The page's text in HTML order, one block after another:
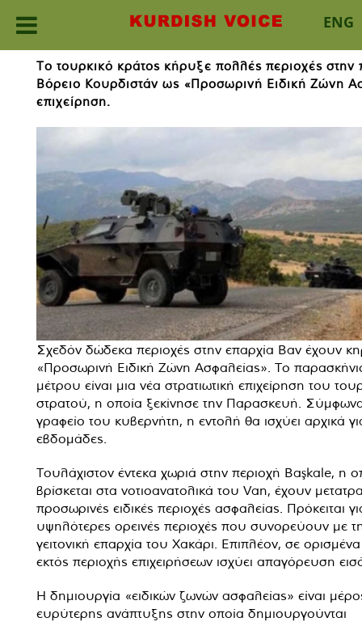
ENG
content
Το τουρκικό κράτος κήρυξε πολλές περιοχές
Βόρειο Κουρδιστάν ως «Προσωρινή Ειδική Ζώνη
επιχείρηση.
Σχεδόν δώδεκα περιοχές στην επαρχία Βαν έχουν
«Προσωρινή Ειδική Ζώνη Ασφαλείας». Το
μέτρου είναι μια νέα στρατιωτική επιχείρηση του
στρατού, η οποία ξεκίνησε την Παρασκευή.
γραφείο του κυβερνήτη, η εντολή θα ισχύει αρχικά
εβδομάδες.
Τουλάχιστον έντεκα χωριά στην περιοχή Başkale, η
βρίσκεται στα νοτιοανατολικά του Van, έχουν
προσωρινές ειδικές περιοχές ασφαλείας. Πρόκειται
υψηλότερες ορεινές περιοχές που συνορεύουν με
γειτονική επαρχία του Χακάρι. Επιπλέον, σε
εκτός περιοχής επιχειρήσεων ισχύει απαγόρευση
Η δημιουργία «ειδικών ζωνών ασφαλείας» είναι
ευρύτερης ανάπτυξης στην οποία δημιουργούνται